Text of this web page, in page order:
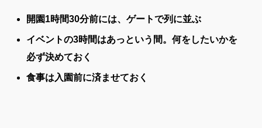
開園1時間30分前には、ゲートで列に並ぶ
イベントの3時間はあっという間。 何をしたいかを
必ず決めておく
食事は入園前に済ませておく